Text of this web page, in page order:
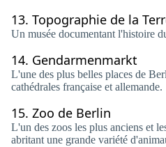
13. Topographie de la
Un musée documentant l'histoire
14. Gendarmenmarkt
L'une des plus belles places de
cathédrales française et allemande.
15. Zoo de Berlin
L'un des zoos les plus anciens et
abritant une grande variété